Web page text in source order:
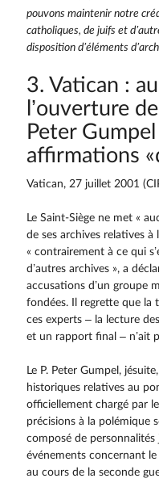
pouvons mainte­nir notre
catholiques, de juifs et
disposition d’éléments
3. Vatican :
l’ouverture
Peter
affirmations
Vatican, 27 juillet 2001
Le Saint-Siège ne met «
de ses archi­ves relatives à
« contrairement à ce qui
d’autres archives », a
accusations d’un groupe
fondées. Il regrette que la
ces experts – la lecture
et un rapport final – n’ait
Le P. Peter Gumpel,
historiques relatives au
officiellement chargé par
précisions à la polémique
composé de
événements concernant
au cours de la seconde